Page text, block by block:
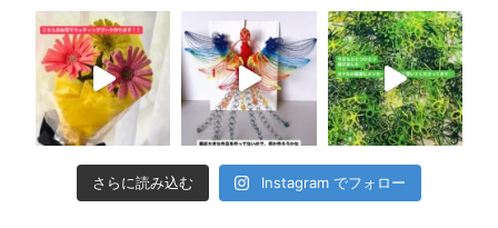
さらに読み込む Instagram でフォロー